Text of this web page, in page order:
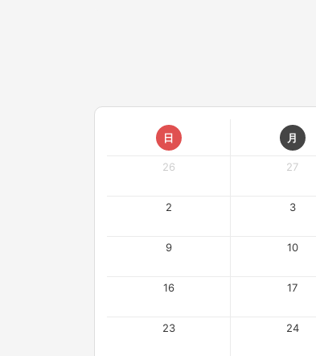
日 月
26 27
2 3
9 10
16 17
23 24